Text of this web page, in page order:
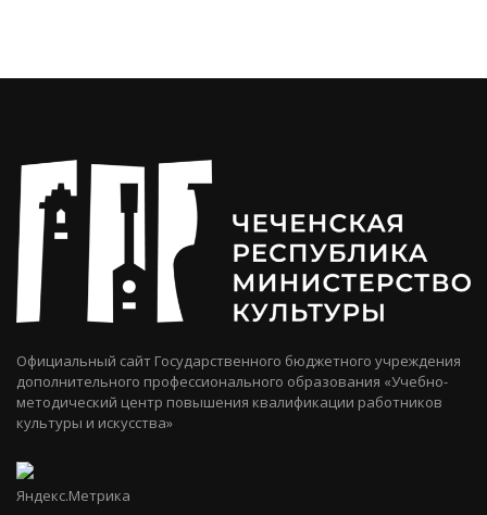
Официальный сайт Государственного бюджетного учреждения
дополнительного профессионального образования «Учебно-
методический центр повышения квалификации работников
культуры и искусства»